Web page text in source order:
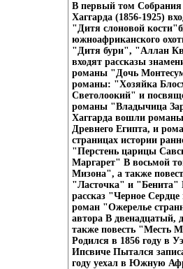
В первый том Собрания
Хаггарда (1856-1925)
"Дитя слоновой
южноафриканского
"Дитя бури", "Аллан
входят рассказы
романы "Дочь
романы: "Хозяйка
Светолоокий" и
романы "Владычица
Хаггарда вошли
Древнего Египта, и
страницах истории
"Перстень царицы
Маргарет" В восьмой
Мизона", а также
"Ласточка" и
рассказ "Черное
роман "Ожерелье
автора В
также повесть "Месть
Родился в 1856 году в
Ипсвиче Пытался
году уехал в Южную